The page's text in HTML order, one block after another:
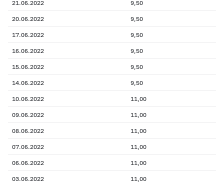
21.06.2022 9,50
20.06.2022 9,50
17.06.2022 9,50
16.06.2022 9,50
15.06.2022 9,50
14.06.2022 9,50
10.06.2022 11,00
09.06.2022 11,00
08.06.2022 11,00
07.06.2022 11,00
06.06.2022 11,00
03.06.2022 11,00